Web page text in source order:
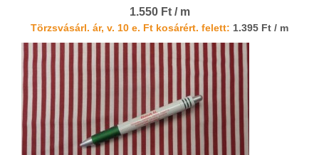
1.550 Ft / m
Törzsvásárl. ár, v. 10 e. Ft kosárért. felett: 1.395 Ft / m